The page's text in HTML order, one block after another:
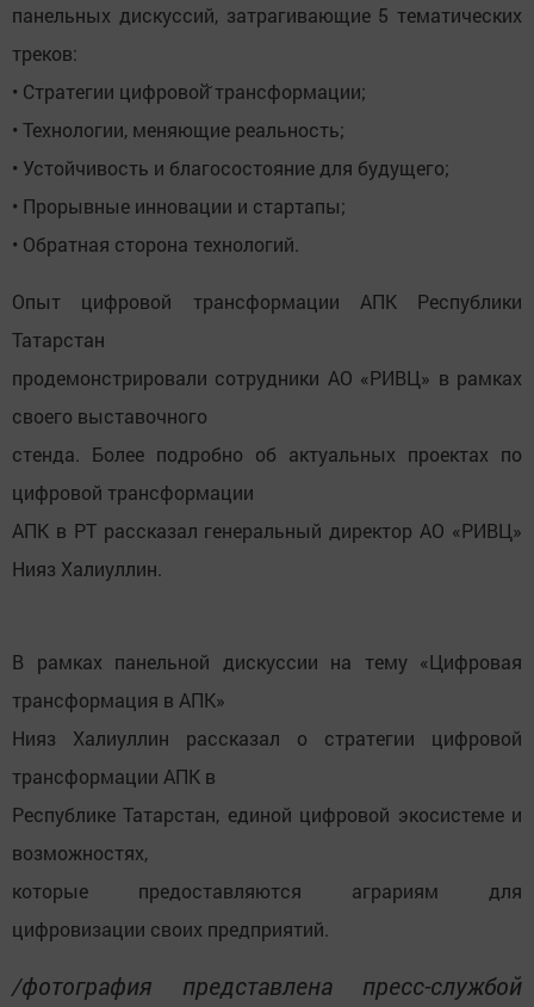
панельных дискуссий, затрагивающие 5 тематических
треков:
• Стратегии цифровой̆ трансформации;
• Технологии, меняющие реальность;
• Устойчивость и благосостояние для будущего;
• Прорывные инновации и стартапы;
• Обратная сторона технологий.
Опыт цифровой трансформации АПК Республики
Татарстан
продемонстрировали сотрудники АО «РИВЦ» в рамках
своего выставочного
стенда. Более подробно об актуальных проектах по
цифровой трансформации
АПК в РТ рассказал генеральный директор АО «РИВЦ»
Нияз Халиуллин.
В рамках панельной дискуссии на тему «Цифровая
трансформация в АПК»
Нияз Халиуллин рассказал о стратегии цифровой
трансформации АПК в
Республике Татарстан, единой цифровой экосистеме и
возможностях,
которые предоставляются аграриям для
цифровизации своих предприятий.
/фотография представлена пресс-службой